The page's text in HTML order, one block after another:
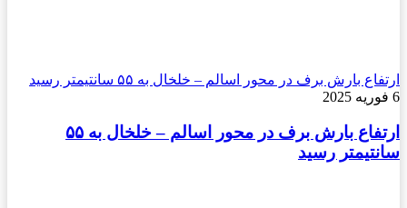
ارتفاع بارش برف در محور اسالم – خلخال به ۵۵ سانتیمتر رسید
6 فوریه 2025
ارتفاع بارش برف در محور اسالم – خلخال به ۵۵
سانتیمتر رسید